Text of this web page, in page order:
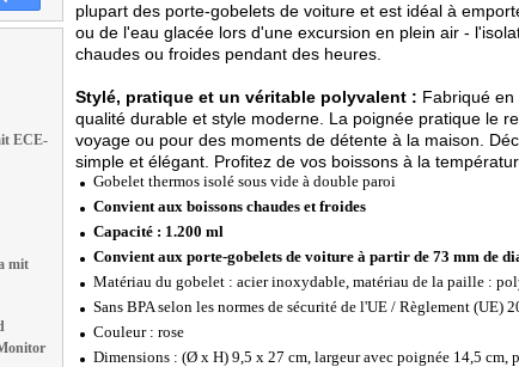
ECE-
mit
plupart des porte-gobelets de voiture et est idéal à
ou de l'eau glacée lors d'une excursion en plein air -
chaudes ou froides pendant des heures.
Stylé, pratique et un véritable polyvalent : Fabriqué
qualité durable et style moderne. La poignée pratique le
voyage ou pour des moments de détente à la maison.
simple et élégant. Profitez de vos boissons à la
Gobelet thermos isolé sous vide à double paroi
Convient aux boissons chaudes et froides
Capacité : 1.200 ml
Convient aux porte-gobelets de voiture à partir de 73 mm de
Matériau du gobelet : acier inoxydable, matériau de la paille :
Sans BPA selon les normes de sécurité de l'UE / Règlement (UE)
Couleur : rose
Dimensions : (Ø x H) 9,5 x 27 cm, largeur avec poignée 14,5 cm,